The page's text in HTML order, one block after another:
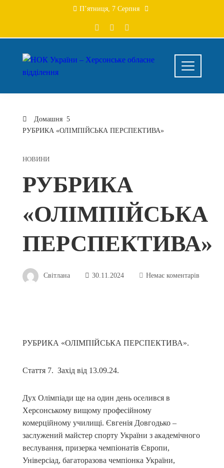
П’ятниця, 7 Серпня
Домашня
РУБРИКА «ОЛІМПІЙСЬКА ПЕРСПЕКТИВА»
НОВИНИ
РУБРИКА
«ОЛІМПІЙСЬКА
ПЕРСПЕКТИВА»
Світлана 30.11.2024 Немає коментарів
РУБРИКА «ОЛІМПІЙСЬКА ПЕРСПЕКТИВА».
Стаття 7. Захід від 13.09.24.
Дух Олімпіади ще на один день оселився в
Херсонському вищому професійному
комерційному училищі. Євгенія Довгодько –
заслужений майстер спорту України з академічного
веслування, призерка чемпіонатів Європи,
Універсіад, багаторазова чемпіонка України,